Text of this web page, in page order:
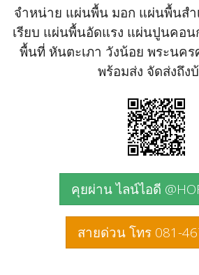
จำหน่าย แผ่นพื้น มอก แผ่นพื้นสำ
เรียบ แผ่นพื้นอัดแรง แผ่นปูนคอ
พื้นที่ หันตะเภา วังน้อย พระนค
พร้อมส่ง จัดส่งถึง
คุยผ่าน ไลน์ไอดี
สายด่วน โทร 081-